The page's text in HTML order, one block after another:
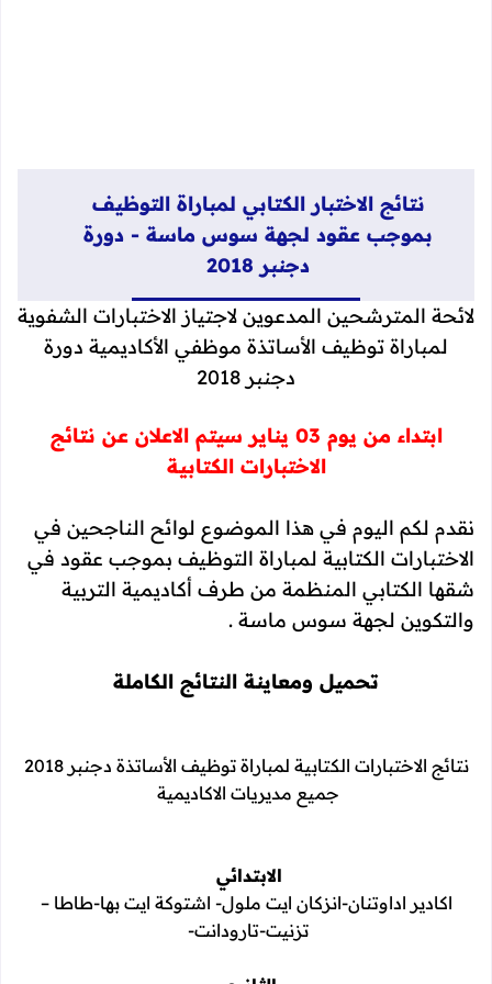
نتائج الاختبار الكتابي لمباراة التوظيف
بموجب عقود لجهة سوس ماسة - دورة
دجنبر 2018
لائحة المترشحين المدعوين لاجتياز الاختبارات الشفوية
لمباراة توظيف الأساتذة موظفي الأكاديمية دورة
دجنبر 2018
ابتداء من يوم 03 يناير سيتم الاعلان عن نتائج
الاختبارات الكتابية
نقدم لكم اليوم في هذا الموضوع لوائح الناجحين في
الاختبارات الكتابية لمباراة التوظيف بموجب عقود في
شقها الكتابي المنظمة من طرف أكاديمية التربية
والتكوين لجهة سوس ماسة .
تحميل ومعاينة النتائج الكاملة
نتائج الاختبارات الكتابية لمباراة توظيف الأساتذة دجنبر 2018
جميع مديريات الاكاديمية
الابتدائي
اكادير اداوتنان-انزكان ايت ملول- اشتوكة ايت بها-طاطا –
تزنيت-تارودانت-